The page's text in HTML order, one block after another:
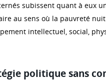
subissent quant à eux
au sens où la pauvreté
intellectuel, social,
politique sans